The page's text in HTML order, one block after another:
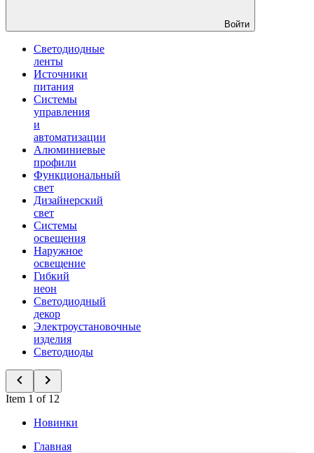
Войти
Светодиодные
ленты
Источники
питания
Системы
управления
и
автоматизации
Алюминиевые
профили
Функциональный
свет
Дизайнерский
свет
Системы
освещения
Наружное
освещение
Гибкий
неон
Светодиодный
декор
Электроустановочные
изделия
Светодиоды
Item 1 of 12
Новинки
Главная